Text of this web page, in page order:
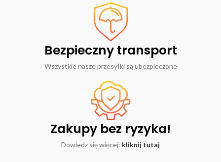
Bezpieczny transport
Wszystkie nasze przesyłki są ubezpieczone
Zakupy bez ryzyka!
Dowiedz się więcej: kliknij tutaj